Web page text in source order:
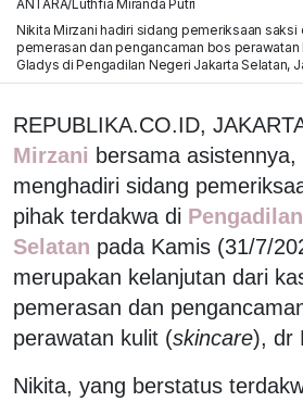
ANTARA/Luthfia Miranda Putri
Nikita Mirzani hadiri sidang pemeriksaan
pemerasan dan pengancaman bos perawatan
Gladys di Pengadilan Negeri Jakarta Selatan,
REPUBLIKA.CO.ID,
Mirzani bersama
menghadiri sidang
pihak terdakwa di
Selatan pada Kamis (31/7/
merupakan kelanjutan dari
pemerasan dan
perawatan kulit (skincare), dr
Nikita, yang berstatus